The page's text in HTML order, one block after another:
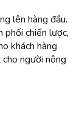
lên hàng đầu.
phối chiến lược,
khách hàng
người nông